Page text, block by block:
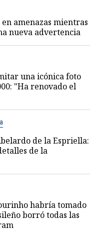
amenazas mientras
nueva advertencia
una icónica foto
"Ha renovado el
de la Espriella:
de la
habría tomado
borró todas las